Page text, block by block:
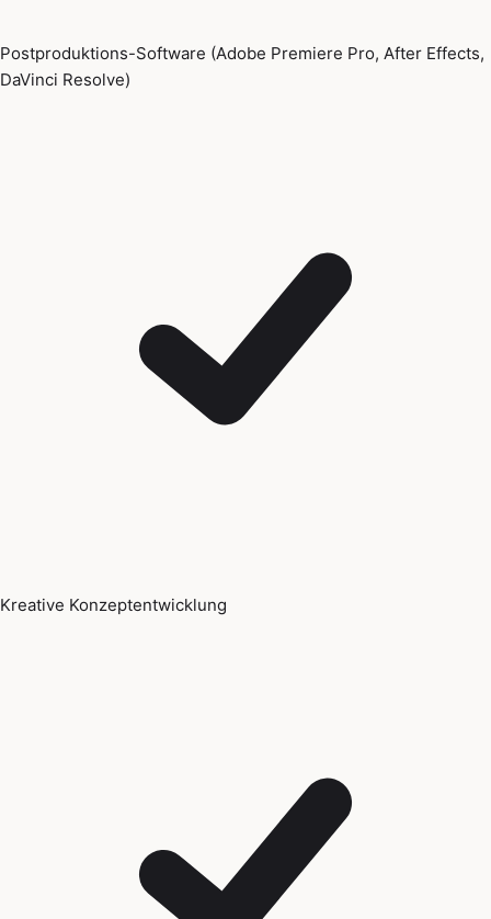
Postproduktions-Software (Adobe Premiere Pro, After Effects,
DaVinci Resolve)
Kreative Konzeptentwicklung